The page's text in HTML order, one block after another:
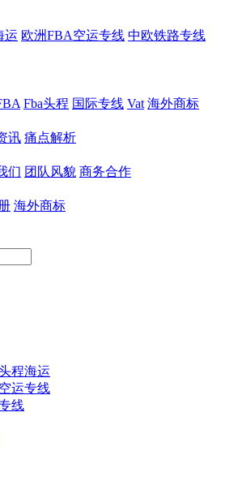
运 欧洲FBA空运专线 中欧铁路专线
Fba头程 国际专线 Vat 海外商标
讯 痛点解析
们 团队风貌 商务合作
海外商标
程海运
运专线
线